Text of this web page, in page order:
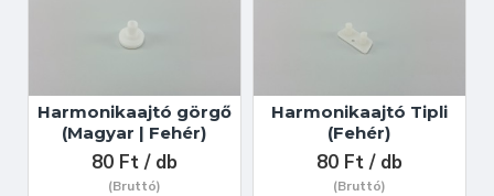
Harmonikaajtó görgő
(Magyar | Fehér)
80 Ft / db
(Bruttó)
Harmonikaajtó Tipli
(Fehér)
80 Ft / db
(Bruttó)